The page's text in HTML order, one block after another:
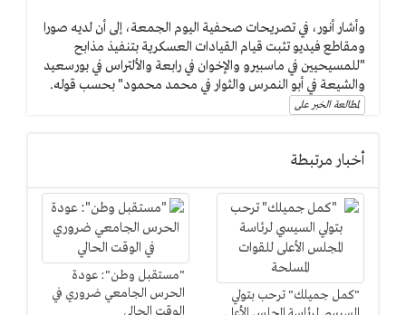
وأشار أنور، في تصريحات صحفية اليوم الجمعة، إلى أن لديه صورا
ومقاطع فيديو تثبت قيام القيادات العسكرية بتنفيذ مذابح
"للمسيحيين في ماسبيرو والإخوان في رابعة والألتراس في بورسعيد
والشيعة في أبو النمرس والثوار في محمد محمود" بحسب قوله.
لمطالعة الخبر على
أخبار مرتبطة
"كمل جميلك" ترحب بتولي
"مستقبل وطن": عودة
الحرس الجامعي ضروري في
الوقت الحالي